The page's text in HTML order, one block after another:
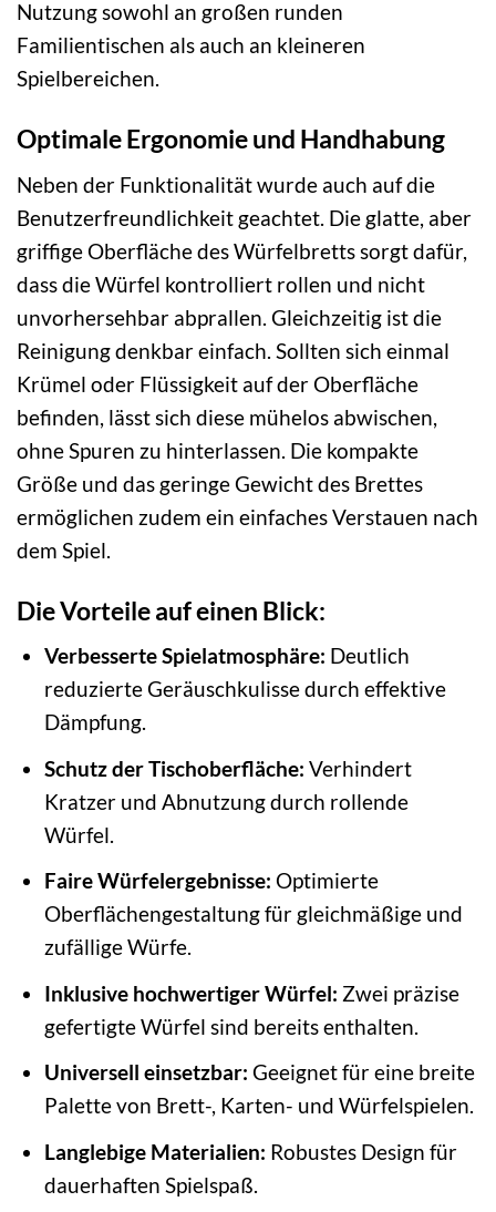
Nutzung sowohl an großen runden
Familientischen als auch an kleineren
Spielbereichen.
Optimale Ergonomie und Handhabung
Neben der Funktionalität wurde auch auf die
Benutzerfreundlichkeit geachtet. Die glatte, aber
griffige Oberfläche des Würfelbretts sorgt dafür,
dass die Würfel kontrolliert rollen und nicht
unvorhersehbar abprallen. Gleichzeitig ist die
Reinigung denkbar einfach. Sollten sich einmal
Krümel oder Flüssigkeit auf der Oberfläche
befinden, lässt sich diese mühelos abwischen,
ohne Spuren zu hinterlassen. Die kompakte
Größe und das geringe Gewicht des Brettes
ermöglichen zudem ein einfaches Verstauen nach
dem Spiel.
Die Vorteile auf einen Blick:
Verbesserte Spielatmosphäre: Deutlich
reduzierte Geräuschkulisse durch effektive
Dämpfung.
Schutz der Tischoberfläche: Verhindert
Kratzer und Abnutzung durch rollende
Würfel.
Faire Würfelergebnisse: Optimierte
Oberflächengestaltung für gleichmäßige und
zufällige Würfe.
Inklusive hochwertiger Würfel: Zwei präzise
gefertigte Würfel sind bereits enthalten.
Universell einsetzbar: Geeignet für eine breite
Palette von Brett-, Karten- und Würfelspielen.
Langlebige Materialien: Robustes Design für
dauerhaften Spielspaß.